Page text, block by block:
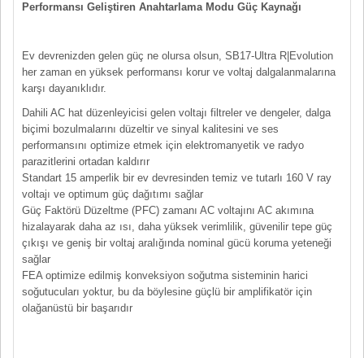
Performansı Geliştiren Anahtarlama Modu Güç Kaynağı
Ev devrenizden gelen güç ne olursa olsun, SB17-Ultra R|Evolution
her zaman en yüksek performansı korur ve voltaj dalgalanmalarına
karşı dayanıklıdır.
Dahili AC hat düzenleyicisi gelen voltajı filtreler ve dengeler, dalga
biçimi bozulmalarını düzeltir ve sinyal kalitesini ve ses
performansını optimize etmek için elektromanyetik ve radyo
parazitlerini ortadan kaldırır
Standart 15 amperlik bir ev devresinden temiz ve tutarlı 160 V ray
voltajı ve optimum güç dağıtımı sağlar
Güç Faktörü Düzeltme (PFC) zamanı AC voltajını AC akımına
hizalayarak daha az ısı, daha yüksek verimlilik, güvenilir tepe güç
çıkışı ve geniş bir voltaj aralığında nominal gücü koruma yeteneği
sağlar
FEA optimize edilmiş konveksiyon soğutma sisteminin harici
soğutucuları yoktur, bu da böylesine güçlü bir amplifikatör için
olağanüstü bir başarıdır